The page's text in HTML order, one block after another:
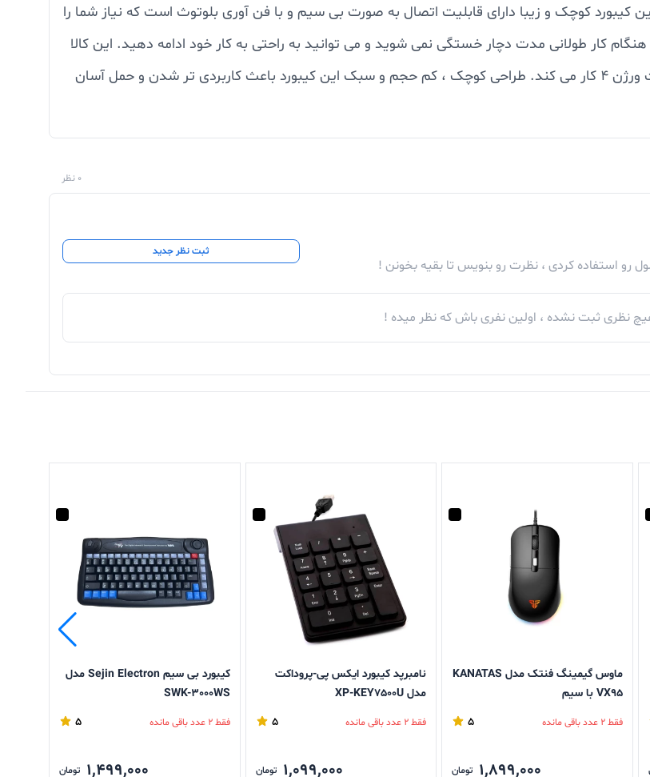
کیبورد کوچک و زیبا دارای قابلیت اتصال به صورت بی سیم و با فن آوری بلوتوث است که نیاز شما را
کار طولانی مدت دچار خستگی نمی شوید و می توانید به راحتی به کار خود ادامه دهید. این کالا
فاقد کابل می باشد و به صورت وایرلس و به کمک فناوری بلوتوث ورژن 4 کار می کند. طراحی کوچک ، کم حجم و سبک این کیبورد باعث کاربردی تر شدن و حمل آسان
0 نظر
رو استفاده کردی ، نظرت رو بنویس تا بقیه بخونن !
ثبت نظر جدید
نظری ثبت نشده ، اولین نفری باش که نظر میده !
ماوس گیمینگ فنتک مدل KANATAS
VX95 با سیم
فقط 2 عدد باقی مانده 5
1,899,000 تومان
نامبرپد کیبورد ایکس پی-پروداکت
مدل XP-KEY7500U
فقط 2 عدد باقی مانده 5
1,099,000 تومان
کیبورد بی سیم Sejin Electron مدل
SWK-3000WS
فقط 2 عدد باقی مانده 5
1,499,000 تومان